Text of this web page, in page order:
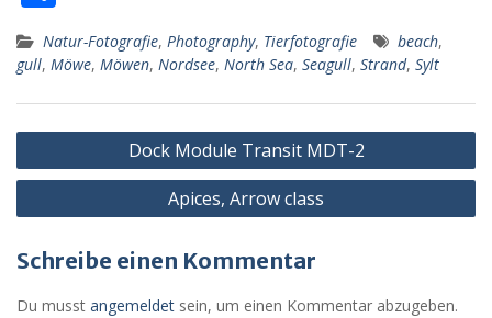
b
o
o
k
e
n
g
er
s
A
p
p
l Pr
e
ss
o
k.
c
o
m
ei
le
n
Natur-Fotografie, Photography, Tierfotografie beach,
gull, Möwe, Möwen, Nordsee, North Sea, Seagull, Strand, Sylt
Beitragsnavigation
Dock Module Transit MDT-2
Apices, Arrow class
Schreibe einen Kommentar
Du musst angemeldet sein, um einen Kommentar abzugeben.